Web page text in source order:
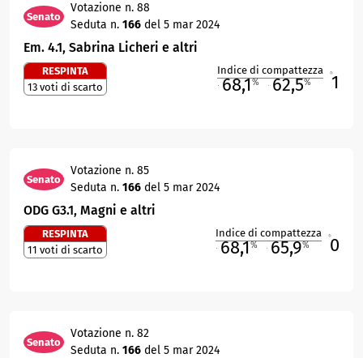
Senato
Votazione n. 88
Seduta n. 166 del 5 mar 2024
Em. 4.1, Sabrina Licheri e altri
RESPINTA
13 voti di scarto
Indice di compattezza
68,1% 62,5% 1
Senato
Votazione n. 85
Seduta n. 166 del 5 mar 2024
ODG G3.1, Magni e altri
RESPINTA
11 voti di scarto
Indice di compattezza
68,1% 65,9% 0
Senato
Votazione n. 82
Seduta n. 166 del 5 mar 2024